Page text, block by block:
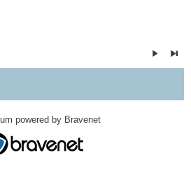
powered by Bravenet